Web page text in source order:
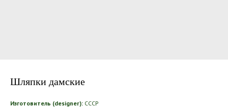
Шляпки дамские
Изготовитель (designer): СССР